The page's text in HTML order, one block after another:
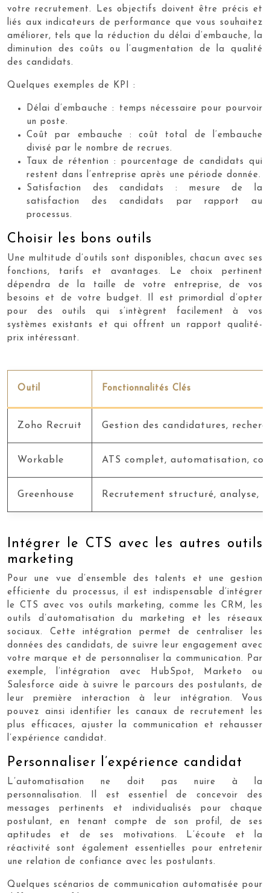
votre recrutement. Les objectifs doivent être précis et
liés aux indicateurs de performance que vous souhaitez
améliorer, tels que la réduction du délai d’embauche, la
diminution des coûts ou l’augmentation de la qualité
des candidats.
Quelques exemples de KPI :
Délai d’embauche : temps nécessaire pour pourvoir
un poste.
Coût par embauche : coût total de l’embauche
divisé par le nombre de recrues.
Taux de rétention : pourcentage de candidats qui
restent dans l’entreprise après une période donnée.
Satisfaction des candidats : mesure de la
satisfaction des candidats par rapport au
processus.
Choisir les bons outils
Une multitude d’outils sont disponibles, chacun avec ses
fonctions, tarifs et avantages. Le choix pertinent
dépendra de la taille de votre entreprise, de vos
besoins et de votre budget. Il est primordial d’opter
pour des outils qui s’intègrent facilement à vos
systèmes existants et qui offrent un rapport qualité-
prix intéressant.
Outil Fonctionnalités Clés
Zoho Recruit Gestion des candidatures,
Workable ATS complet, automatisation,
Greenhouse Recrutement structuré, analyse,
Intégrer le CTS avec les autres outils
marketing
Pour une vue d’ensemble des talents et une gestion
efficiente du processus, il est indispensable d’intégrer
le CTS avec vos outils marketing, comme les CRM, les
outils d’automatisation du marketing et les réseaux
sociaux. Cette intégration permet de centraliser les
données des candidats, de suivre leur engagement avec
votre marque et de personnaliser la communication. Par
exemple, l’intégration avec HubSpot, Marketo ou
Salesforce aide à suivre le parcours des postulants, de
leur première interaction à leur intégration. Vous
pouvez ainsi identifier les canaux de recrutement les
plus efficaces, ajuster la communication et rehausser
l’expérience candidat.
Personnaliser l’expérience candidat
L’automatisation ne doit pas nuire à la
personnalisation. Il est essentiel de concevoir des
messages pertinents et individualisés pour chaque
postulant, en tenant compte de son profil, de ses
aptitudes et de ses motivations. L’écoute et la
réactivité sont également essentielles pour entretenir
une relation de confiance avec les postulants.
Quelques scénarios de communication automatisée pour